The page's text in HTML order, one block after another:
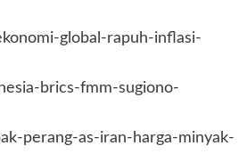
global-rapuh-inflasi-
brics-fmm-sugiono-
perang-as-iran-harga-minyak-